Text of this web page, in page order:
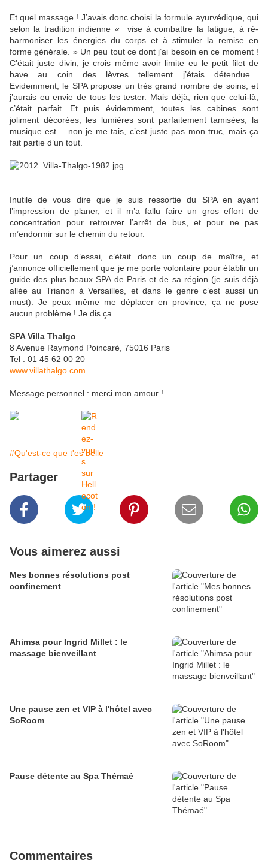
Et quel massage ! J’avais donc choisi la formule ayurvédique, qui
selon la tradition indienne « vise à combattre la fatigue, à ré-
harmoniser les énergies du corps et à stimuler la remise en
forme générale. » Un peu tout ce dont j’ai besoin en ce moment !
C’était juste divin, je crois même avoir limite eu le petit filet de
bave au coin des lèvres tellement j’étais détendue…
Evidemment, le SPA propose un très grand nombre de soins, et
j’aurais eu envie de tous les tester. Mais déjà, rien que celui-là,
c’était parfait. Et puis évidemment, toutes les cabines sont
joliment décorées, les lumières sont parfaitement tamisées, la
musique est… non je me tais, c’est juste pas mon truc, mais ça
fait partie d’un tout.
Inutile de vous dire que je suis ressortie du SPA en ayant
l’impression de planer, et il m’a fallu faire un gros effort de
concentration pour retrouver l’arrêt de bus, et pour ne pas
m’endormir sur le chemin du retour.
Pour un coup d’essai, c’était donc un coup de maître, et
j’annonce officiellement que je me porte volontaire pour établir un
guide des plus beaux SPA de Paris et de sa région (je suis déjà
allée au Trianon à Versailles, et dans le genre c’est aussi un
must). Je peux même me déplacer en province, ça ne pose
aucun problème ! Je dis ça…
SPA Villa Thalgo
8 Avenue Raymond Poincaré, 75016 Paris
Tel : 01 45 62 00 20
www.villathalgo.com
Message personnel : merci mon amour !
#Qu'est-ce que t'es belle
Partager
Vous aimerez aussi
Mes bonnes résolutions post
confinement
Ahimsa pour Ingrid Millet : le
massage bienveillant
Une pause zen et VIP à l'hôtel avec
SoRoom
Pause détente au Spa Thémaé
Commentaires